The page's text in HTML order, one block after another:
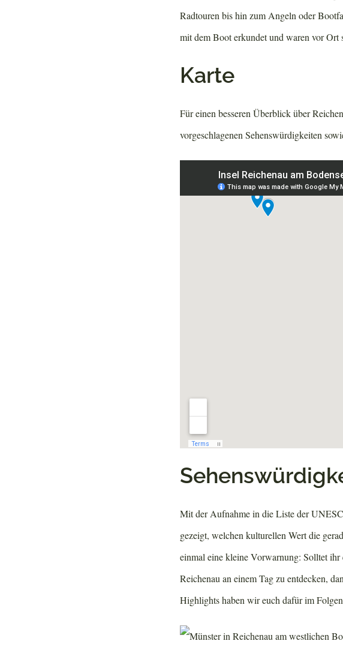
Radtouren bis hin zum Angeln oder
mit dem Boot erkundet und waren vor Ort
Karte
Für einen besseren Überblick über
vorgeschlagenen Sehenswürdigkeiten
Mit der Aufnahme in die Liste der
gezeigt, welchen kulturellen Wert die
einmal eine kleine Vorwarnung: Solltet
Reichenau an einem Tag zu entdecken,
Highlights haben wir euch dafür im